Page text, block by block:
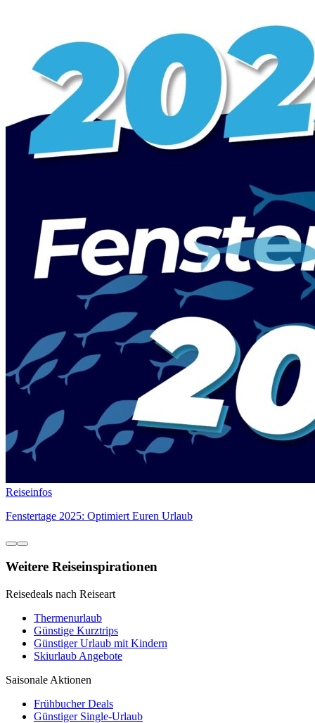
Reiseinfos
Fenstertage 2025: Optimiert Euren Urlaub
Weitere Reiseinspirationen
Reisedeals nach Reiseart
Thermenurlaub
Günstige Kurztrips
Günstiger Urlaub mit Kindern
Skiurlaub Angebote
Saisonale Aktionen
Frühbucher Deals
Günstiger Single-Urlaub